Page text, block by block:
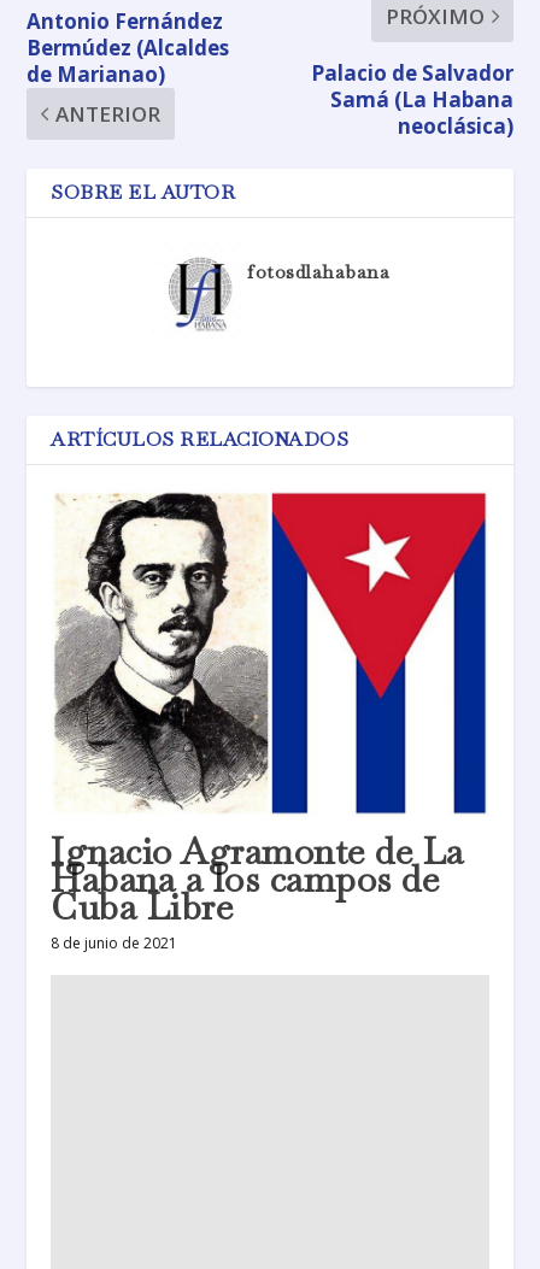
Antonio Fernández
Bermúdez (Alcaldes
de Marianao)
ANTERIOR
PRÓXIMO
Palacio de Salvador
Samá (La Habana
neoclásica)
SOBRE EL AUTOR
fotosdlahabana
ARTÍCULOS RELACIONADOS
Ignacio Agramonte de La
Habana a los campos de
Cuba Libre
8 de junio de 2021